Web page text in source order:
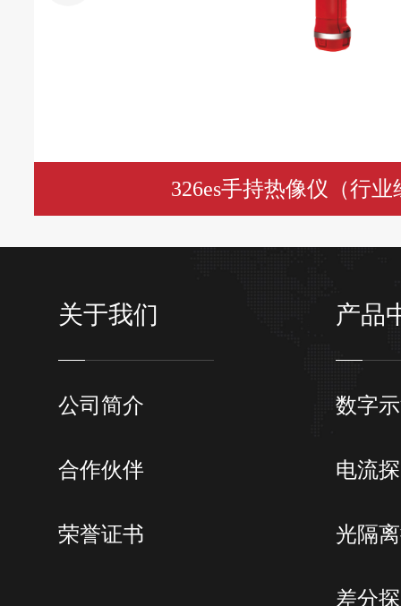
326es手持热像仪（行
关于我们
公司简介
合作伙伴
荣誉证书
产品
数字
电流
光隔
差分